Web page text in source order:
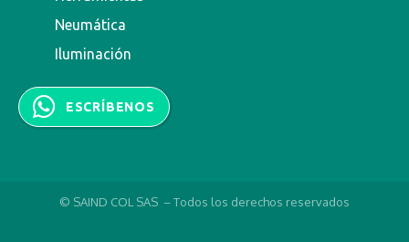
Neumática
Iluminación
ESCRÍBENOS
© SAIND COL SAS – Todos los derechos reservados